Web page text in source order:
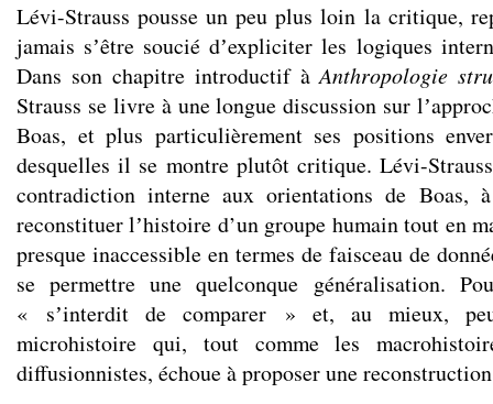
Lévi-Strauss pousse un peu plus loin la critique,
jamais sʼêtre soucié dʼexpliciter les logiques
Dans son chapitre introductif àAnthropologie
Strauss se livre à une longue discussion sur
Boas, et plus particulièrement ses positions
desquelles il se montre plutôt critique. Lévi-
contradiction interne aux orientations de Boas,
reconstituer lʼhistoire d’un groupe humain tout en
presque inaccessible en termes de faisceau de
se permettre une quelconque généralisation.
« sʼinterdit de comparer » et, au mieux,
microhistoire qui, tout comme les
diffusionnistes, échoue à proposer une